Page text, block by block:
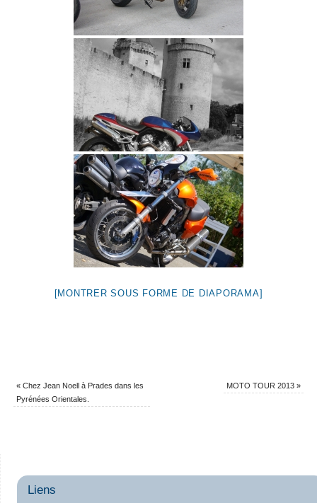
[MONTRER SOUS FORME DE DIAPORAMA]
«Chez Jean Noell à Prades dans les
Pyrénées Orientales.
MOTO TOUR 2013»
Liens